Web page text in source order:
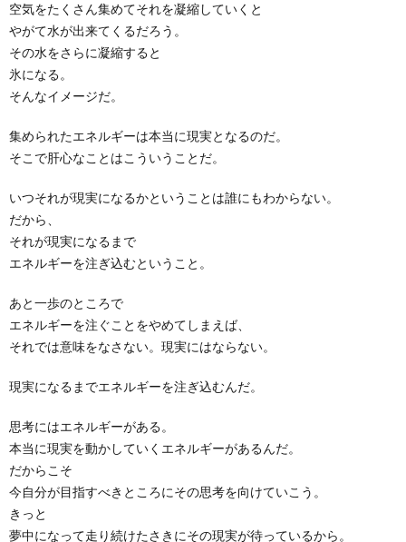
空気をたくさん集めてそれを凝縮していくと
やがて水が出来てくるだろう。
その水をさらに凝縮すると
氷になる。
そんなイメージだ。
集められたエネルギーは本当に現実となるのだ。
そこで肝心なことはこういうことだ。
いつそれが現実になるかということは誰にもわからない。
だから、
それが現実になるまで
エネルギーを注ぎ込むということ。
あと一歩のところで
エネルギーを注ぐことをやめてしまえば、
それでは意味をなさない。現実にはならない。
現実になるまでエネルギーを注ぎ込むんだ。
思考にはエネルギーがある。
本当に現実を動かしていくエネルギーがあるんだ。
だからこそ
今自分が目指すべきところにその思考を向けていこう。
きっと
夢中になって走り続けたさきにその現実が待っているから。